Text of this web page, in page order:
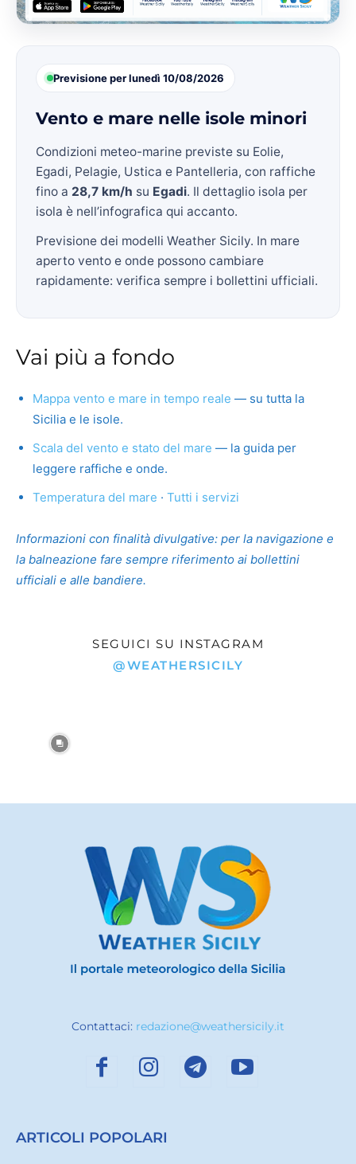
Previsione per lunedì 10/08/2026
Vento e mare nelle isole minori
Condizioni meteo-marine previste su Eolie,
Egadi, Pelagie, Ustica e Pantelleria, con raffiche
fino a 28,7 km/h su Egadi. Il dettaglio isola per
isola è nell’infografica qui accanto.
Previsione dei modelli Weather Sicily. In mare
aperto vento e onde possono cambiare
rapidamente: verifica sempre i bollettini ufficiali.
Vai più a fondo
Mappa vento e mare in tempo reale — su tutta la
Sicilia e le isole.
Scala del vento e stato del mare — la guida per
leggere raffiche e onde.
Temperatura del mare · Tutti i servizi
Informazioni con finalità divulgative: per la navigazione e
la balneazione fare sempre riferimento ai bollettini
ufficiali e alle bandiere.
SEGUICI SU INSTAGRAM
@WEATHERSICILY
Contattaci: redazione@weathersicily.it
ARTICOLI POPOLARI